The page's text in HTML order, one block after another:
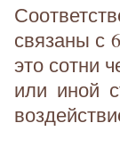
связаны с
это сотни
или иной